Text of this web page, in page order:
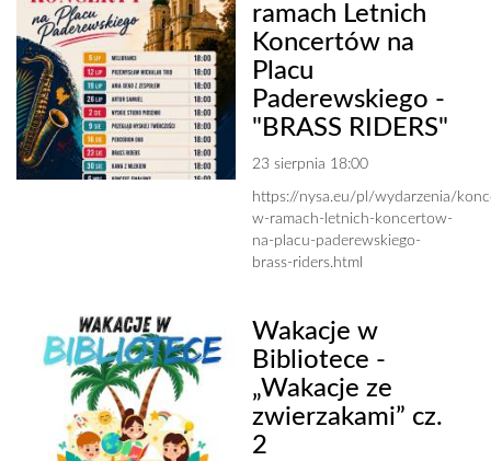
ramach Letnich
Koncertów na
Placu
Paderewskiego -
"BRASS RIDERS"
23 sierpnia 18:00
https://nysa.eu/pl/wydarzenia/
w-ramach-letnich-koncertow-
na-placu-paderewskiego-
brass-riders.html
Wakacje w
Bibliotece -
„Wakacje ze
zwierzakami” cz.
2